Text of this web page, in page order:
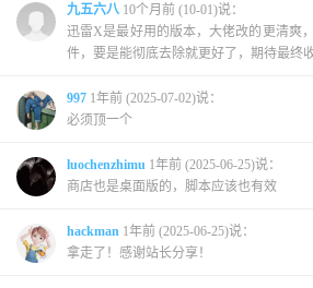
九五六八 10个月前 (10-01)说：
迅雷X是最好用的版本，大佬改的更清爽
件，要是能彻底去除就更好了，期待最终
997 1年前 (2025-07-02)说：
必须顶一个
luochenzhimu 1年前 (2025-06-25)说：
商店也是桌面版的，脚本应该也有效
hackman 1年前 (2025-06-25)说：
拿走了！感谢站长分享！